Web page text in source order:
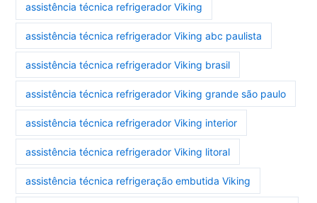
assistência técnica refrigerador Viking
assistência técnica refrigerador Viking abc paulista
assistência técnica refrigerador Viking brasil
assistência técnica refrigerador Viking grande são paulo
assistência técnica refrigerador Viking interior
assistência técnica refrigerador Viking litoral
assistência técnica refrigeração embutida Viking